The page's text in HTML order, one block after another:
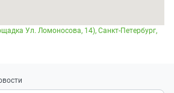
Ул. Ломоносова, 14), Санкт-Петербург,